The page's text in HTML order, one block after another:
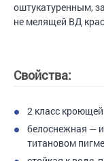
оштукатуренным,
не мелящей ВД
Свойства:
2 класс
белоснежная —
титановом